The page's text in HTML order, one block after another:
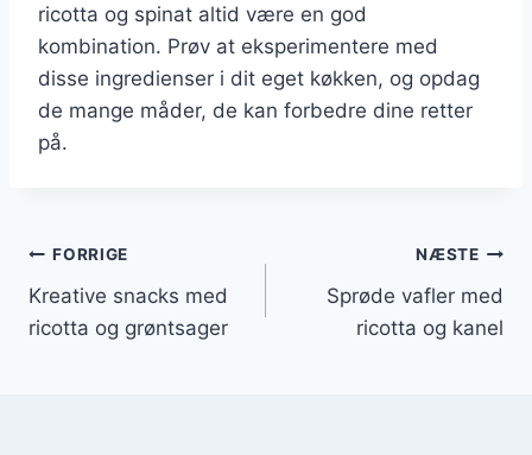
ricotta og spinat altid være en god
kombination. Prøv at eksperimentere med
disse ingredienser i dit eget køkken, og opdag
de mange måder, de kan forbedre dine retter
på.
Indlægsnavigation
FORRIGE
Kreative snacks med
ricotta og grøntsager
NÆSTE
Sprøde vafler med
ricotta og kanel